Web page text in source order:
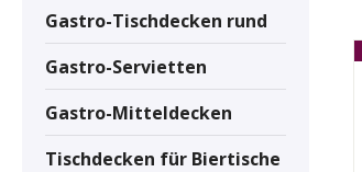
Gastro-Tischdecken rund
Gastro-Servietten
Gastro-Mitteldecken
Tischdecken für Biertische